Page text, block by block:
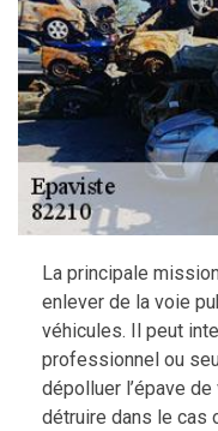
La principale
enlever de la voie
véhicules. Il peut
professionnel ou
dépolluer l’épave
détruire dans le cas